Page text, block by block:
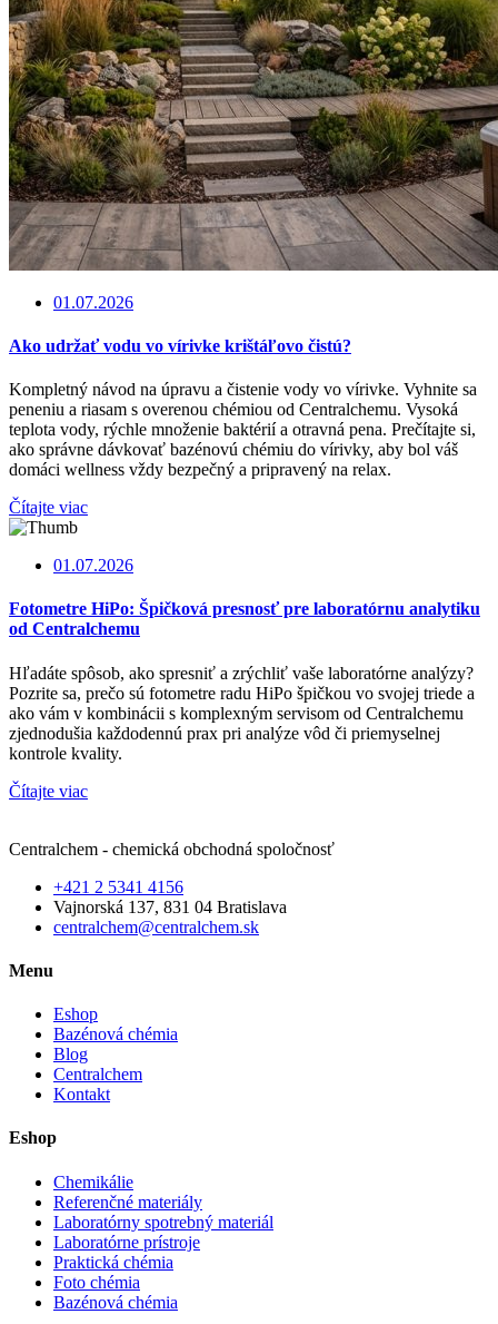
01.07.2026
Ako udržať vodu vo vírivke krištáľovo čistú?
Kompletný návod na úpravu a čistenie vody vo vírivke. Vyhnite sa
peneniu a riasam s overenou chémiou od Centralchemu. Vysoká
teplota vody, rýchle množenie baktérií a otravná pena. Prečítajte si,
ako správne dávkovať bazénovú chémiu do vírivky, aby bol váš
domáci wellness vždy bezpečný a pripravený na relax.
Čítajte viac
01.07.2026
Fotometre HiPo: Špičková presnosť pre laboratórnu analytiku
od Centralchemu
Hľadáte spôsob, ako spresniť a zrýchliť vaše laboratórne analýzy?
Pozrite sa, prečo sú fotometre radu HiPo špičkou vo svojej triede a
ako vám v kombinácii s komplexným servisom od Centralchemu
zjednodušia každodennú prax pri analýze vôd či priemyselnej
kontrole kvality.
Čítajte viac
Centralchem - chemická obchodná spoločnosť
+421 2 5341 4156
Vajnorská 137, 831 04 Bratislava
centralchem@centralchem.sk
Menu
Eshop
Bazénová chémia
Blog
Centralchem
Kontakt
Eshop
Chemikálie
Referenčné materiály
Laboratórny spotrebný materiál
Laboratórne prístroje
Praktická chémia
Foto chémia
Bazénová chémia